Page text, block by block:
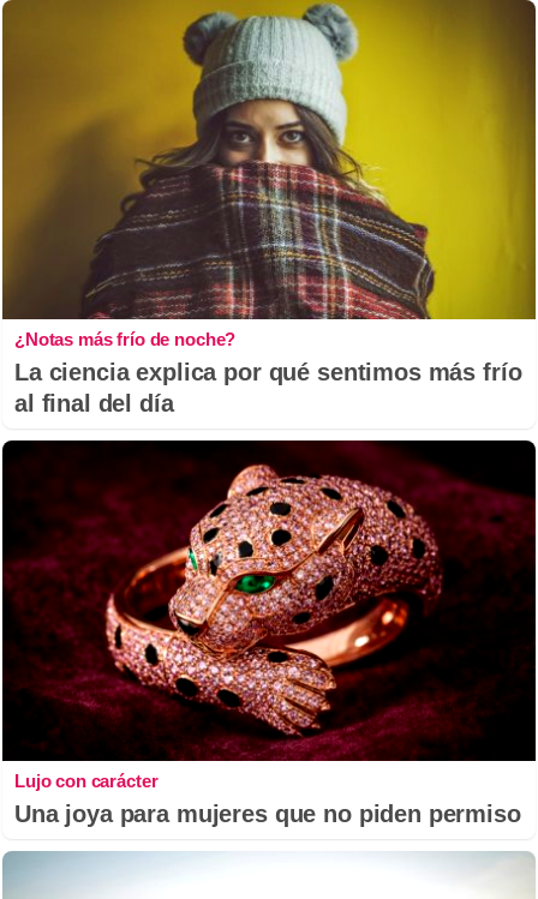
¿Notas más frío de noche?
La ciencia explica por qué sentimos más frío
al final del día
Lujo con carácter
Una joya para mujeres que no piden permiso